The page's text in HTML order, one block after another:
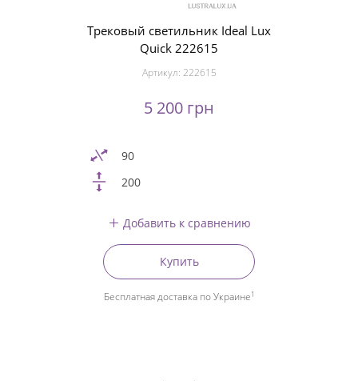
Трековый светильник Ideal Lux
Quick 222615
Артикул: 222615
5 200 грн
90
200
Добавить к сравнению
Купить
Бесплатная доставка по Украине1